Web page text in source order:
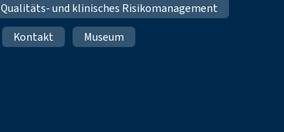
Qualitäts- und klinisches Risikomanagement
Kontakt
Museum